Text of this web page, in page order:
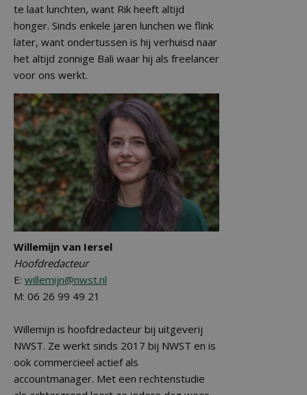
te laat lunchten, want Rik heeft altijd
honger. Sinds enkele jaren lunchen we flink
later, want ondertussen is hij verhuisd naar
het altijd zonnige Bali waar hij als freelancer
voor ons werkt.
Willemijn van Iersel
Hoofdredacteur
E: willemijn@nwst.nl
M: 06 26 99 49 21
Willemijn is hoofdredacteur bij uitgeverij
NWST. Ze werkt sinds 2017 bij NWST en is
ook commercieel actief als
accountmanager. Met een rechtenstudie